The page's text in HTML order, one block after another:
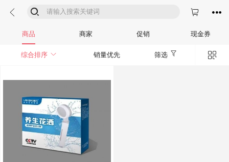
  

商品 商家 促销 现金券
综合排序  销量优先 筛选 